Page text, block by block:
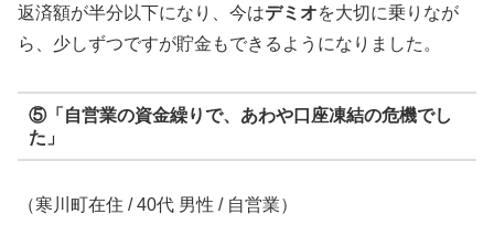
返済額が半分以下になり、今はデミオを大切に乗りなが
ら、少しずつですが貯金もできるようになりました。
⑤「自営業の資金繰りで、あわや口座凍結の危機でし
た」
（寒川町在住 / 40代 男性 / 自営業）